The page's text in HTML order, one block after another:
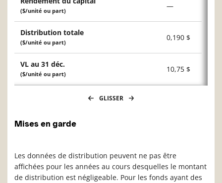
($/unité ou part)
—
Distribution totale
($/unité ou part)
0,190 $
VL au 31 déc.
($/unité ou part)
10,75 $
GLISSER
Mises en garde
Les données de distribution peuvent ne pas être
affichées pour les années au cours desquelles le montant
de distribution est négligeable. Pour les fonds ayant des